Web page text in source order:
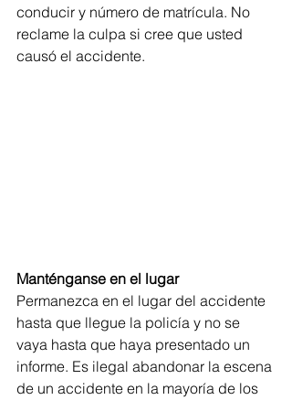
conducir y número de matrícula. No
reclame la culpa si cree que usted
causó el accidente.
Manténganse en el lugar
Permanezca en el lugar del accidente
hasta que llegue la policía y no se
vaya hasta que haya presentado un
informe. Es ilegal abandonar la escena
de un accidente en la mayoría de los